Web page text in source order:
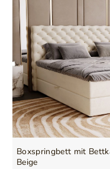
Boxspringbett mit
Beige